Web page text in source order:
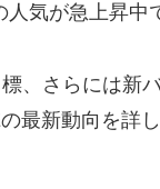
気が急上昇中
、さらには新
最新動向を詳